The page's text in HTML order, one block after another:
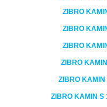
ZIBRO
ZIBRO
ZIBRO
ZIBRO
ZIBRO KAMIN
ZIBRO KAMIN S